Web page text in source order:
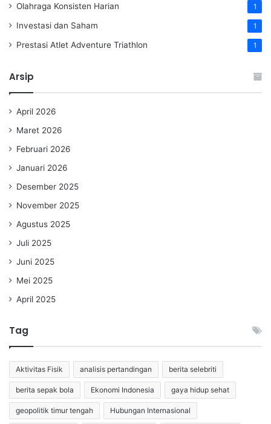
Olahraga Konsisten Harian 1
Investasi dan Saham 1
Prestasi Atlet Adventure Triathlon 1
Arsip
April 2026
Maret 2026
Februari 2026
Januari 2026
Desember 2025
November 2025
Agustus 2025
Juli 2025
Juni 2025
Mei 2025
April 2025
Tag
Aktivitas Fisik analisis pertandingan berita selebriti
berita sepak bola Ekonomi Indonesia gaya hidup sehat
geopolitik timur tengah Hubungan Internasional